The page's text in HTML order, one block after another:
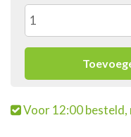
Monin
Siroop
(70
Voor 12:00 besteld,